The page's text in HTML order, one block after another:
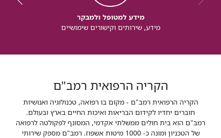
מידע למטופל ולמבקר
מידע, שירותים וקישורים שימושיים
הקריה הרפואית רמב"ם
הקריה הרפואית רמב"ם - מקום בו רפואה, טכנולוגיה ואנושיות
חוברים יחדיו לקידום הבריאות ואיכות החיים בארץ ובעולם.
רמב"ם הוא בית חולים ממשלתי אקדמי, המסונף לפקולטה לרפואה
של הטכניון ומונה כ- 1000 מיטות אשפוז. רמב"ם מספק שירותי